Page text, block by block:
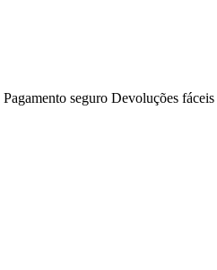
Pagamento seguro Devoluções fáceis